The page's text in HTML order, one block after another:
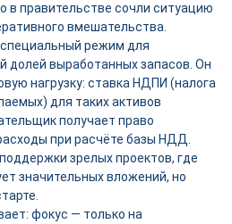
в правительстве сочли ситуацию
вмешательства.
режим для
долей выработанных запасов. Он
нагрузку: ставка НДПИ (налога
для таких активов
получает право
при расчёте базы НДД.
зрелых проектов, где
значительных вложений, но
фокус — только на